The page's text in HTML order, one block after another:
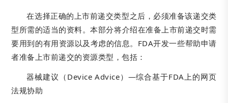
在选择正确的上市前递交类型之后，必须准备该递交类
型所需的适当的资料。本部分将介绍在准备上市前递交时需
要用到的有用资源以及考虑的信息。FDA开发一些帮助申请
者准备上市前递交的资源类型，包括：
器械建议（Device Advice）—综合基于FDA上的网页
法规协助